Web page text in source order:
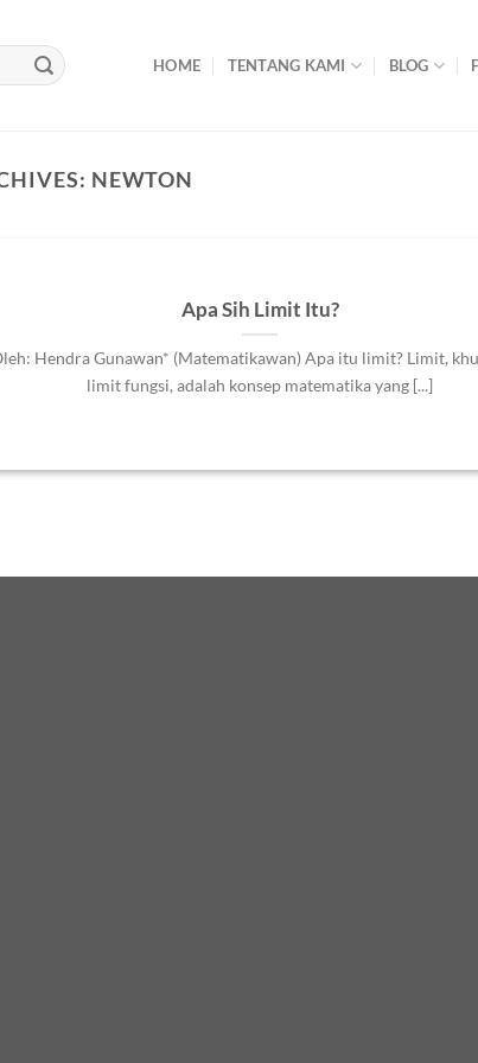
HOME TENTANG KAMI BLOG
NEWTON
Apa Sih Limit Itu?
Hendra Gunawan* (Matematikawan) Apa itu limit? Limit,
limit fungsi, adalah konsep matematika yang [...]